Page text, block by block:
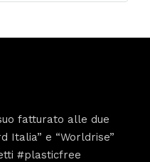
fatturato alle due
Italia” e “Worldrise”
#plasticfree